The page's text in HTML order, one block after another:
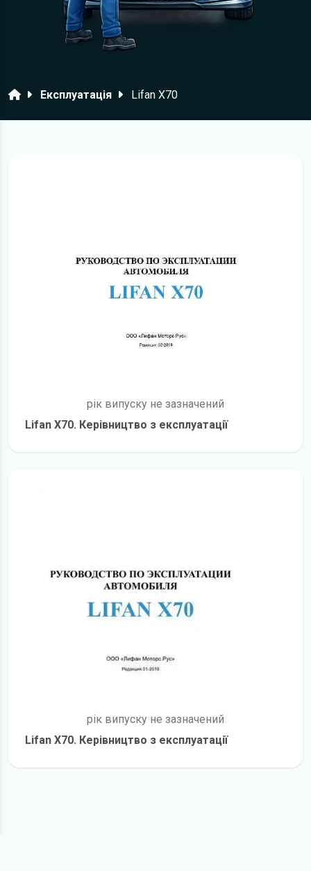
ГоловнаЕксплуатація Lifan X70
рік випуску не зазначений
Lifan X70. Керівництво з експлуатації
рік випуску не зазначений
Lifan X70. Керівництво з експлуатації